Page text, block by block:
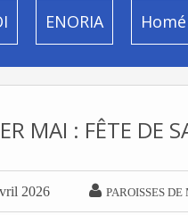
ENORIA
MAI : FÊTE DE
2026  PAROISSES